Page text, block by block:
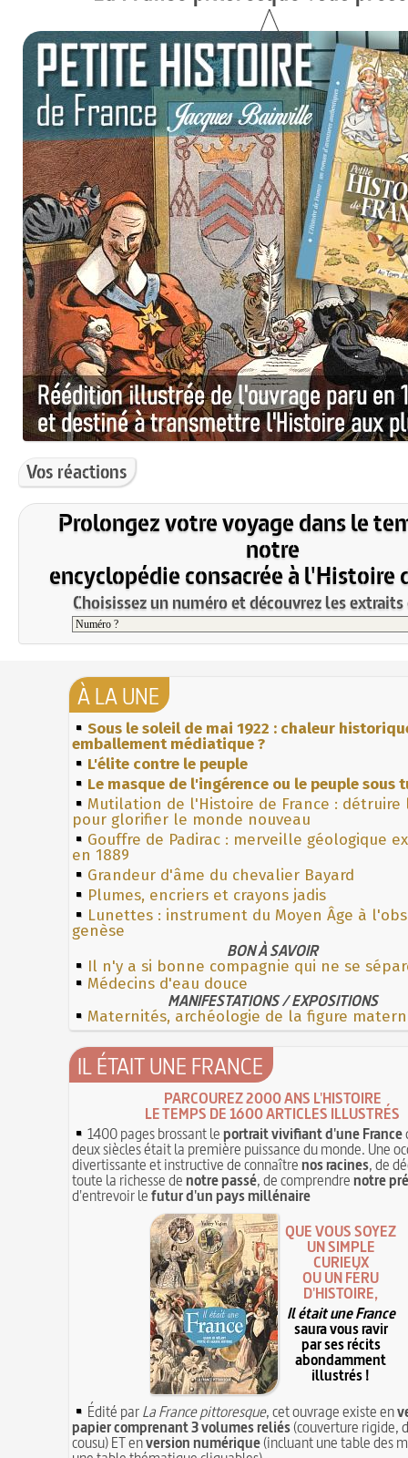
Vos réactions
Prolongez votre voyage dans le
notre
encyclopédie consacrée à l'Histoire
Choisissez un numéro et découvrez les
À LA UNE
Sous le soleil de mai 1922 : chaleur
emballement médiatique ?
L'élite contre le peuple
Le masque de l'ingérence ou le peuple sous
Mutilation de l'Histoire de France : détruire
pour glorifier le monde nouveau
Gouffre de Padirac : merveille géologique
en 1889
Grandeur d'âme du chevalier Bayard
Plumes, encriers et crayons jadis
Lunettes : instrument du Moyen Âge à
genèse
BON À SAVOIR
Il n'y a si bonne compagnie qui ne se
Médecins d'eau douce
MANIFESTATIONS / EXPOSITIONS
Maternités, archéologie de la figure
IL ÉTAIT UNE FRANCE
PARCOUREZ 2000 ANS L'HISTOIRE
LE TEMPS DE 1600 ARTICLES ILLUSTRÉS
1400 pages brossant leportrait vivifiant d'une France
deux siècles était la première puissance du monde. Une
divertissante et instructive de connaîtrenos racines, de
toute la richesse denotre passé, de comprendrenotre
d'entrevoir lefutur d'un pays millénaire
QUE VOUS SOYEZ
UN SIMPLE
CURIEUX
OU UN FÉRU
D'HISTOIRE,
Il était une France
saura vous ravir
par ses récits
abondamment
illustrés !
Édité parLa France pittoresque, cet ouvrage existe en
papier comprenant 3 volumes reliés(couverture rigide,
cousu) ET enversion numérique(incluant une table des